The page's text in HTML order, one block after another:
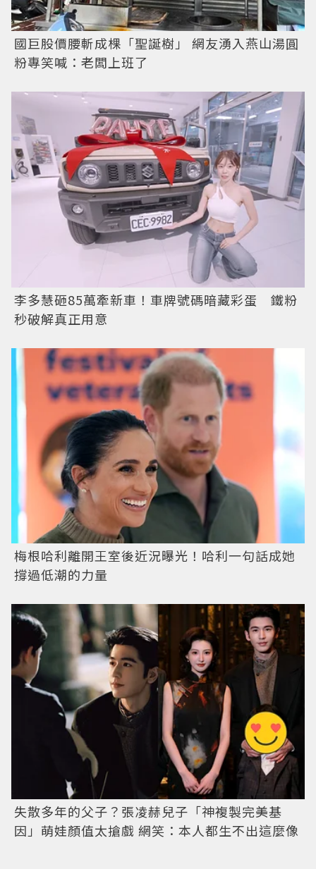
國巨股價腰斬成棵「聖誕樹」 網友湧入燕山湯圓
粉專笑喊：老闆上班了
李多慧砸85萬牽新車！車牌號碼暗藏彩蛋 鐵粉
秒破解真正用意
梅根哈利離開王室後近況曝光！哈利一句話成她
撐過低潮的力量
失散多年的父子？張凌赫兒子「神複製完美基
因」萌娃顏值太搶戲 網笑：本人都生不出這麼像